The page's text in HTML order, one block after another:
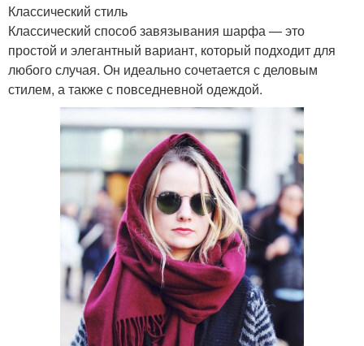
Классический стиль
Классический способ завязывания шарфа — это
простой и элегантный вариант, который подходит для
любого случая. Он идеально сочетается с деловым
стилем, а также с повседневной одеждой.